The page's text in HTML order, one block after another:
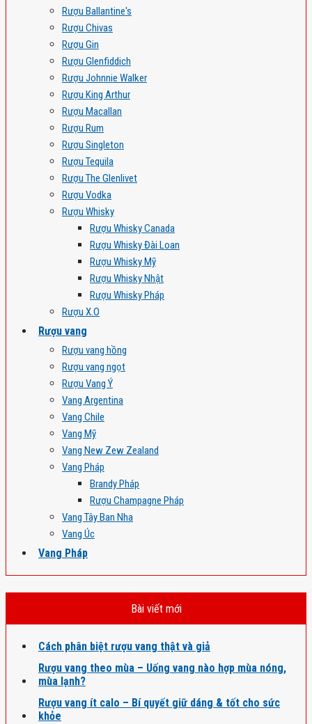
Rượu Ballantine's
Rượu Chivas
Rượu Gin
Rượu Glenfiddich
Rượu Johnnie Walker
Rượu King Arthur
Rượu Macallan
Rượu Rum
Rượu Singleton
Rượu Tequila
Rượu The Glenlivet
Rượu Vodka
Rượu Whisky
Rượu Whisky Canada
Rượu Whisky Đài Loan
Rượu Whisky Mỹ
Rượu Whisky Nhật
Rượu Whisky Pháp
Rượu X.O
Rượu vang
Rượu vang hồng
Rượu vang ngọt
Rượu Vang Ý
Vang Argentina
Vang Chile
Vang Mỹ
Vang New Zew Zealand
Vang Pháp
Brandy Pháp
Rượu Champagne Pháp
Vang Tây Ban Nha
Vang Úc
Vang Pháp
Bài viết mới
Cách phân biệt rượu vang thật và giả
Rượu vang theo mùa – Uống vang nào hợp mùa nóng,
mùa lạnh?
Rượu vang ít calo – Bí quyết giữ dáng & tốt cho sức
khỏe